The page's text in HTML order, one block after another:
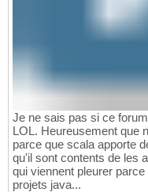
Je ne sais pas si ce
LOL. Heureusement que
parce que scala apporte
qu'il sont contents de les
qui viennent pleurer
projets java...